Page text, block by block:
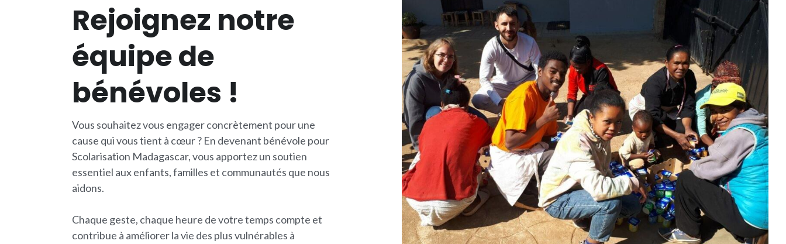
Rejoignez notre
équipe de
bénévoles !
Vous souhaitez vous engager concrètement pour une
cause qui vous tient à cœur ? En devenant bénévole pour
Scolarisation Madagascar, vous apportez un soutien
essentiel aux enfants, familles et communautés que nous
aidons.
Chaque geste, chaque heure de votre temps compte et
contribue à améliorer la vie des plus vulnérables à